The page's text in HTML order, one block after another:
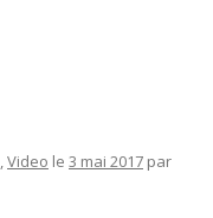
,Video le 3 mai 2017 par